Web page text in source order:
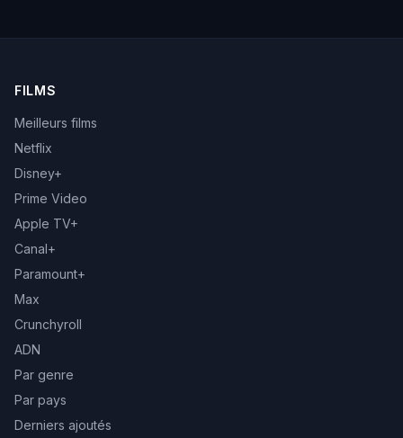
FILMS
Meilleurs films
Netflix
Disney+
Prime Video
Apple TV+
Canal+
Paramount+
Max
Crunchyroll
ADN
Par genre
Par pays
Derniers ajoutés